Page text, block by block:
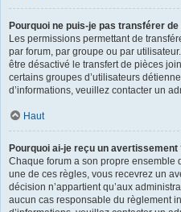
Pourquoi ne puis-je pas transférer
Les permissions permettant de
par forum, par groupe ou par
être désactivé le transfert de pièces
certains groupes d’utilisateurs
d’informations, veuillez contacter un
Haut
Pourquoi ai-je reçu un avertissement
Chaque forum a son propre ensemble
une de ces règles, vous recevrez un
décision n’appartient qu’aux
aucun cas responsable du règlement